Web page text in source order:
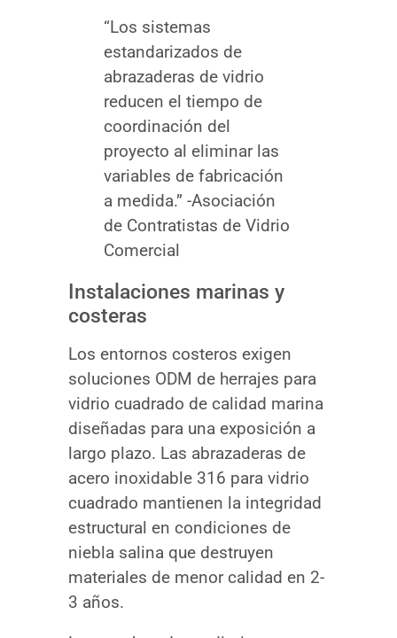
“Los sistemas
estandarizados de
abrazaderas de vidrio
reducen el tiempo de
coordinación del
proyecto al eliminar las
variables de fabricación
a medida.” -Asociación
de Contratistas de Vidrio
Comercial
Instalaciones marinas y
costeras
Los entornos costeros exigen
soluciones ODM de herrajes para
vidrio cuadrado de calidad marina
diseñadas para una exposición a
largo plazo. Las abrazaderas de
acero inoxidable 316 para vidrio
cuadrado mantienen la integridad
estructural en condiciones de
niebla salina que destruyen
materiales de menor calidad en 2-
3 años.